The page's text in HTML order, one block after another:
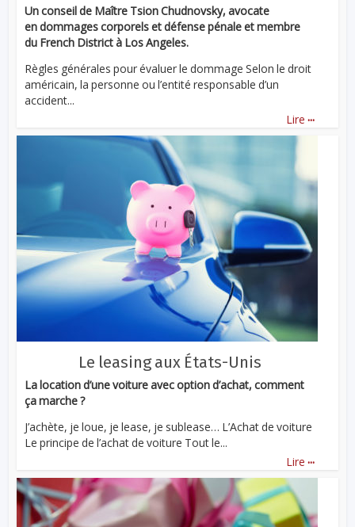
Un conseil de Maître Tsion Chudnovsky, avocate
en dommages corporels et défense pénale et membre
du French District à Los Angeles.
Règles générales pour évaluer le dommage Selon le droit
américain, la personne ou l’entité responsable d’un
accident...
Lire ...
Le leasing aux États-Unis
La location d’une voiture avec option d’achat, comment
ça marche ?
J’achète, je loue, je lease, je sublease… L’Achat de voiture
Le principe de l’achat de voiture Tout le...
Lire ...